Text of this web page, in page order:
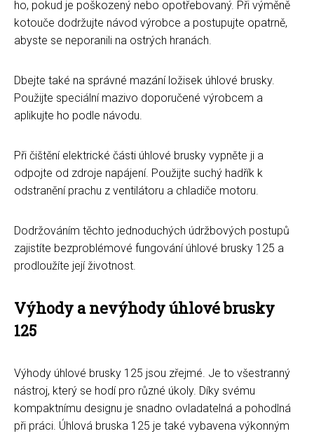
ho, pokud je poškozený nebo opotřebovaný. Při výměně
kotouče dodržujte návod výrobce a postupujte opatrně,
abyste se neporanili na ostrých hranách.
Dbejte také na správné mazání ložisek úhlové brusky.
Použijte speciální mazivo doporučené výrobcem a
aplikujte ho podle návodu.
Při čištění elektrické části úhlové brusky vypněte ji a
odpojte od zdroje napájení. Použijte suchý hadřík k
odstranění prachu z ventilátoru a chladiče motoru.
Dodržováním těchto jednoduchých údržbových postupů
zajistíte bezproblémové fungování úhlové brusky 125 a
prodloužíte její životnost.
Výhody a nevýhody úhlové brusky
125
Výhody úhlové brusky 125 jsou zřejmé. Je to všestranný
nástroj, který se hodí pro různé úkoly. Díky svému
kompaktnímu designu je snadno ovladatelná a pohodlná
při práci. Úhlová bruska 125 je také vybavena výkonným